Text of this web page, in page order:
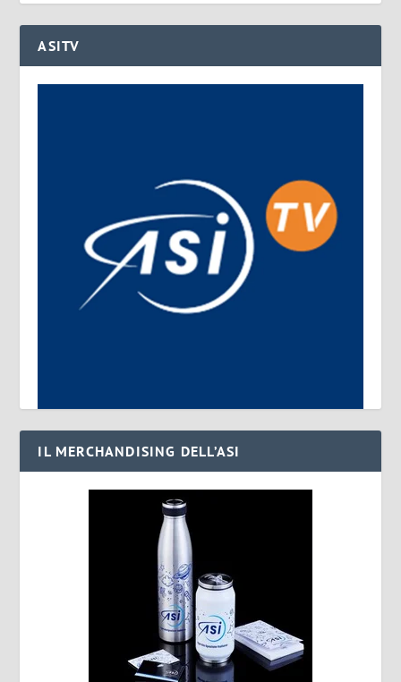
ASITV
IL MERCHANDISING DELL’ASI